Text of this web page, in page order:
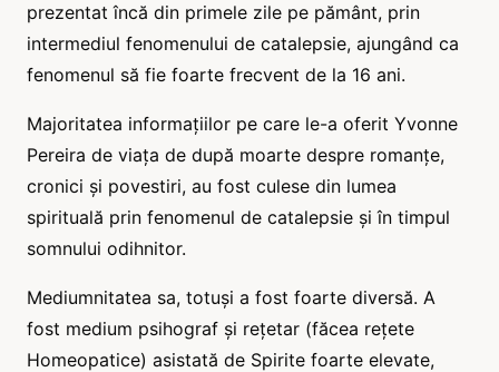
prezentat încă din primele zile pe pământ, prin
intermediul fenomenului de catalepsie, ajungând ca
fenomenul să fie foarte frecvent de la 16 ani.
Majoritatea informațiilor pe care le-a oferit Yvonne
Pereira de viața de după moarte despre romanțe,
cronici și povestiri, au fost culese din lumea
spirituală prin fenomenul de catalepsie și în timpul
somnului odihnitor.
Mediumnitatea sa, totuși a fost foarte diversă. A
fost medium psihograf și rețetar (făcea rețete
Homeopatice) asistată de Spirite foarte elevate,